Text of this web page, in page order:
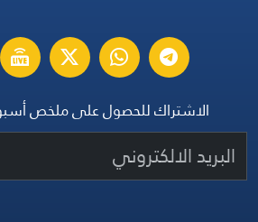
الاشتراك للحصول على ملخص